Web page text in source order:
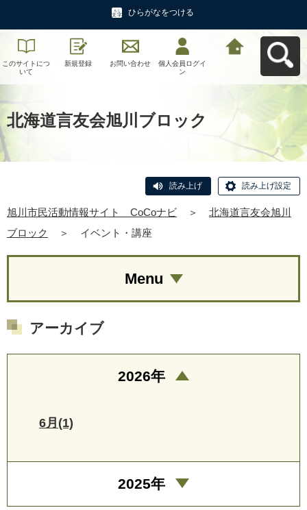
ひらがなをつける
このサイトにつ
いて
新規登録 お問い合わせ
個人会員ログイ
ン
北海道言友会旭川ブロック
読み上げ 読み上げ設定
旭川市民活動情報サイト CoCoナビ ＞
北海道言友会旭川
ブロック
＞ イベント・講座
Menu
アーカイブ
2026年
6月(1)
2025年